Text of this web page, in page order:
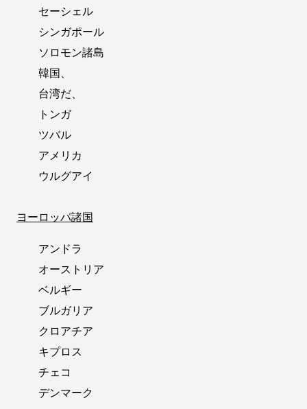
セーシェル
シンガポール
ソロモン諸島
韓国、
台湾だ、
トンガ
ツバル
アメリカ
ウルグアイ
ヨーロッパ諸国
アンドラ
オーストリア
ベルギー
ブルガリア
クロアチア
キプロス
チェコ
デンマーク